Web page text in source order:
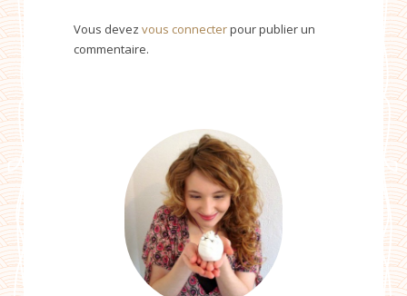
Vous devez vous connecterpour publier un
commentaire.